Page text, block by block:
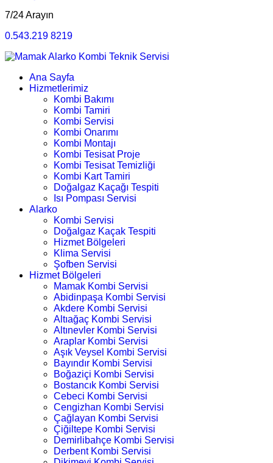
7/24 Arayın
0.543.219 8219
Ana Sayfa
Hizmetlerimiz
Kombi Bakımı
Kombi Tamiri
Kombi Servisi
Kombi Onarımı
Kombi Montajı
Kombi Tesisat Proje
Kombi Tesisat Temizliği
Kombi Kart Tamiri
Doğalgaz Kaçağı Tespiti
Isı Pompası Servisi
Alarko
Kombi Servisi
Doğalgaz Kaçak Tespiti
Hizmet Bölgeleri
Klima Servisi
Şofben Servisi
Hizmet Bölgeleri
Mamak Kombi Servisi
Abidinpaşa Kombi Servisi
Akdere Kombi Servisi
Altıağaç Kombi Servisi
Altınevler Kombi Servisi
Araplar Kombi Servisi
Aşık Veysel Kombi Servisi
Bayındır Kombi Servisi
Boğaziçi Kombi Servisi
Bostancık Kombi Servisi
Cebeci Kombi Servisi
Cengizhan Kombi Servisi
Çağlayan Kombi Servisi
Çiğiltepe Kombi Servisi
Demirlibahçe Kombi Servisi
Derbent Kombi Servisi